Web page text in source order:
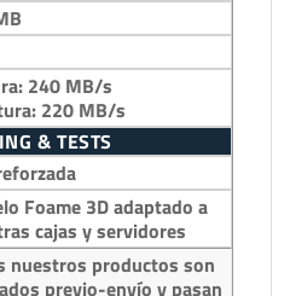
240 MB/s
220 MB/s
& TESTS
Foame 3D adaptado a
cajas y servidores
nuestros productos son
previo-envío y pasan